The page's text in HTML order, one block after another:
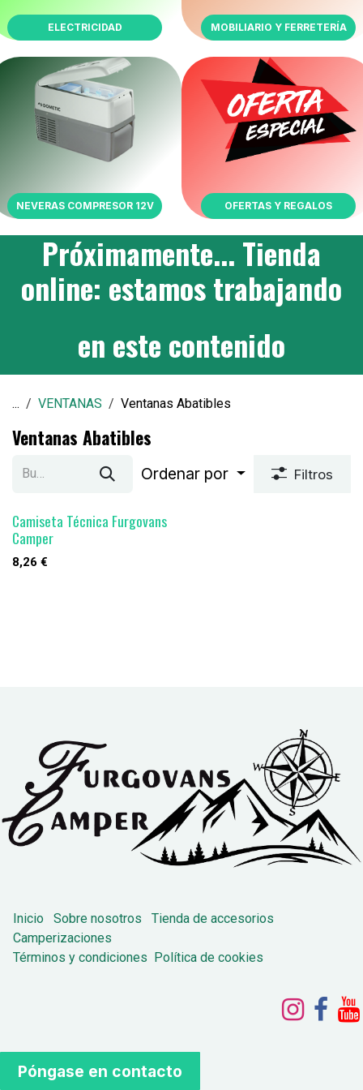
ELECTRICIDAD MOBILIARIO Y FERRETERÍA
NEVERAS COMPRESOR 12V OFERTAS Y REGALOS
Próximamente... Tienda
online: estamos trabajando
en este contenido
... VENTANAS Ventanas Abatibles
Ventanas Abatibles
Ordenar por Filtros
Camiseta Técnica Furgovans
Camper
8,26 €
Inicio Sobre nosotros
Tienda de accesorios
Camperizaciones
Términos y condiciones
Política de cookies
Póngase en contacto